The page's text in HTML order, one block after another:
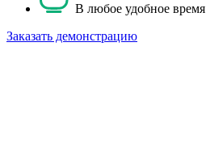
В любое удобное время
Заказать демонстрацию